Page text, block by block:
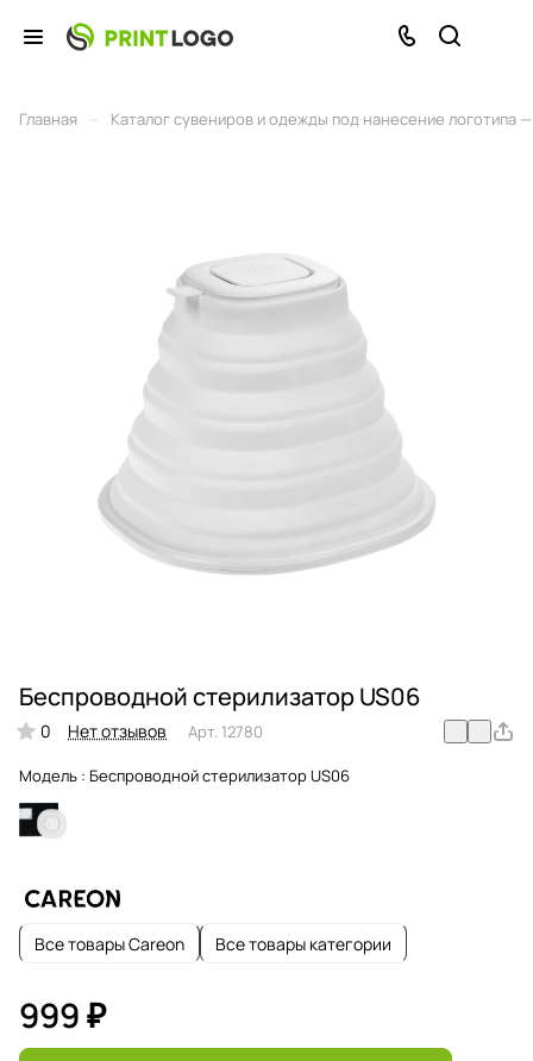
Главная Каталог сувениров и одежды под нанесение логотипа
Беспроводной стерилизатор US06
0 Нет отзывов Арт. 12780
Модель : Беспроводной стерилизатор US06
Все товары Careon Все товары категории
999 ₽